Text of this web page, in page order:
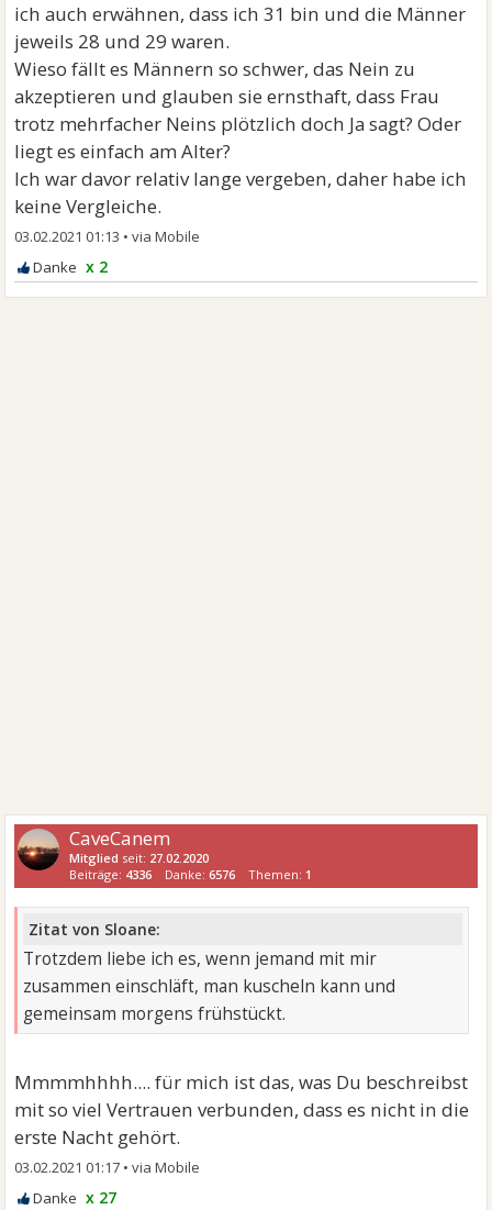
ich auch erwähnen, dass ich 31 bin und die Männer
jeweils 28 und 29 waren.
Wieso fällt es Männern so schwer, das Nein zu
akzeptieren und glauben sie ernsthaft, dass Frau
trotz mehrfacher Neins plötzlich doch Ja sagt? Oder
liegt es einfach am Alter?
Ich war davor relativ lange vergeben, daher habe ich
keine Vergleiche.
03.02.2021 01:13 •
x 2
CaveCanem
Mitglied seit: 27.02.2020
Beiträge: 4336 Danke:6576 Themen: 1
Zitat von Sloane:
Trotzdem liebe ich es, wenn jemand mit mir
zusammen einschläft, man kuscheln kann und
gemeinsam morgens frühstückt.
Mmmmhhhh.... für mich ist das, was Du beschreibst
mit so viel Vertrauen verbunden, dass es nicht in die
erste Nacht gehört.
03.02.2021 01:17 •
x 27